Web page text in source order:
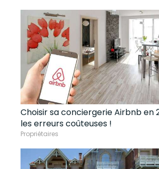
Choisir sa conciergerie Airbnb en
les erreurs coûteuses !
Propriétaires